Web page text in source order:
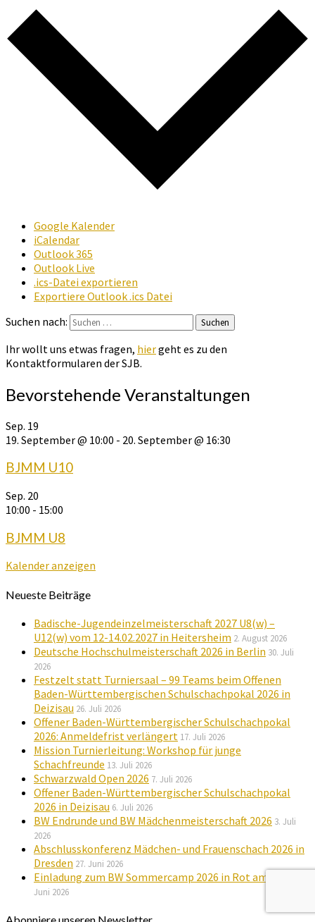
Google Kalender
iCalendar
Outlook 365
Outlook Live
.ics-Datei exportieren
Exportiere Outlook .ics Datei
Suchen nach:
Suchen
Ihr wollt uns etwas fragen, hiergeht es zu den
Kontaktformularen der SJB.
Bevorstehende Veranstaltungen
Sep. 19
19. September @ 10:00 - 20. September @ 16:30
BJMM U10
Sep. 20
10:00 - 15:00
BJMM U8
Kalender anzeigen
Neueste Beiträge
Badische-Jugendeinzelmeisterschaft 2027 U8(w) –
U12(w) vom 12-14.02.2027 in Heitersheim 2. August 2026
Deutsche Hochschulmeisterschaft 2026 in Berlin 30. Juli
2026
Festzelt statt Turniersaal – 99 Teams beim Offenen
Baden-Württembergischen Schulschachpokal 2026 in
Deizisau 26. Juli 2026
Offener Baden-Württembergischer Schulschachpokal
2026: Anmeldefrist verlängert 17. Juli 2026
Mission Turnierleitung: Workshop für junge
Schachfreunde 13. Juli 2026
Schwarzwald Open 2026 7. Juli 2026
Offener Baden-Württembergischer Schulschachpokal
2026 in Deizisau 6. Juli 2026
BW Endrunde und BW Mädchenmeisterschaft 2026 3. Juli
2026
Abschlusskonferenz Mädchen- und Frauenschach 2026 in
Dresden 27. Juni 2026
Einladung zum BW Sommercamp 2026 in Rot am See
Juni 2026